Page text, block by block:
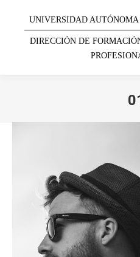
UNIVERSIDAD
DIRECCIÓN DE